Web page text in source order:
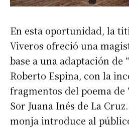
En esta oportunidad, la
Viveros ofreció una
base a una adaptación de
Roberto Espina, con la
fragmentos del poema de
Sor Juana Inés de La
monja introduce al